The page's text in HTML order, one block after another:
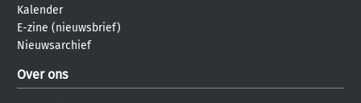
Kalender
E-zine (nieuwsbrief)
Nieuwsarchief
Over ons